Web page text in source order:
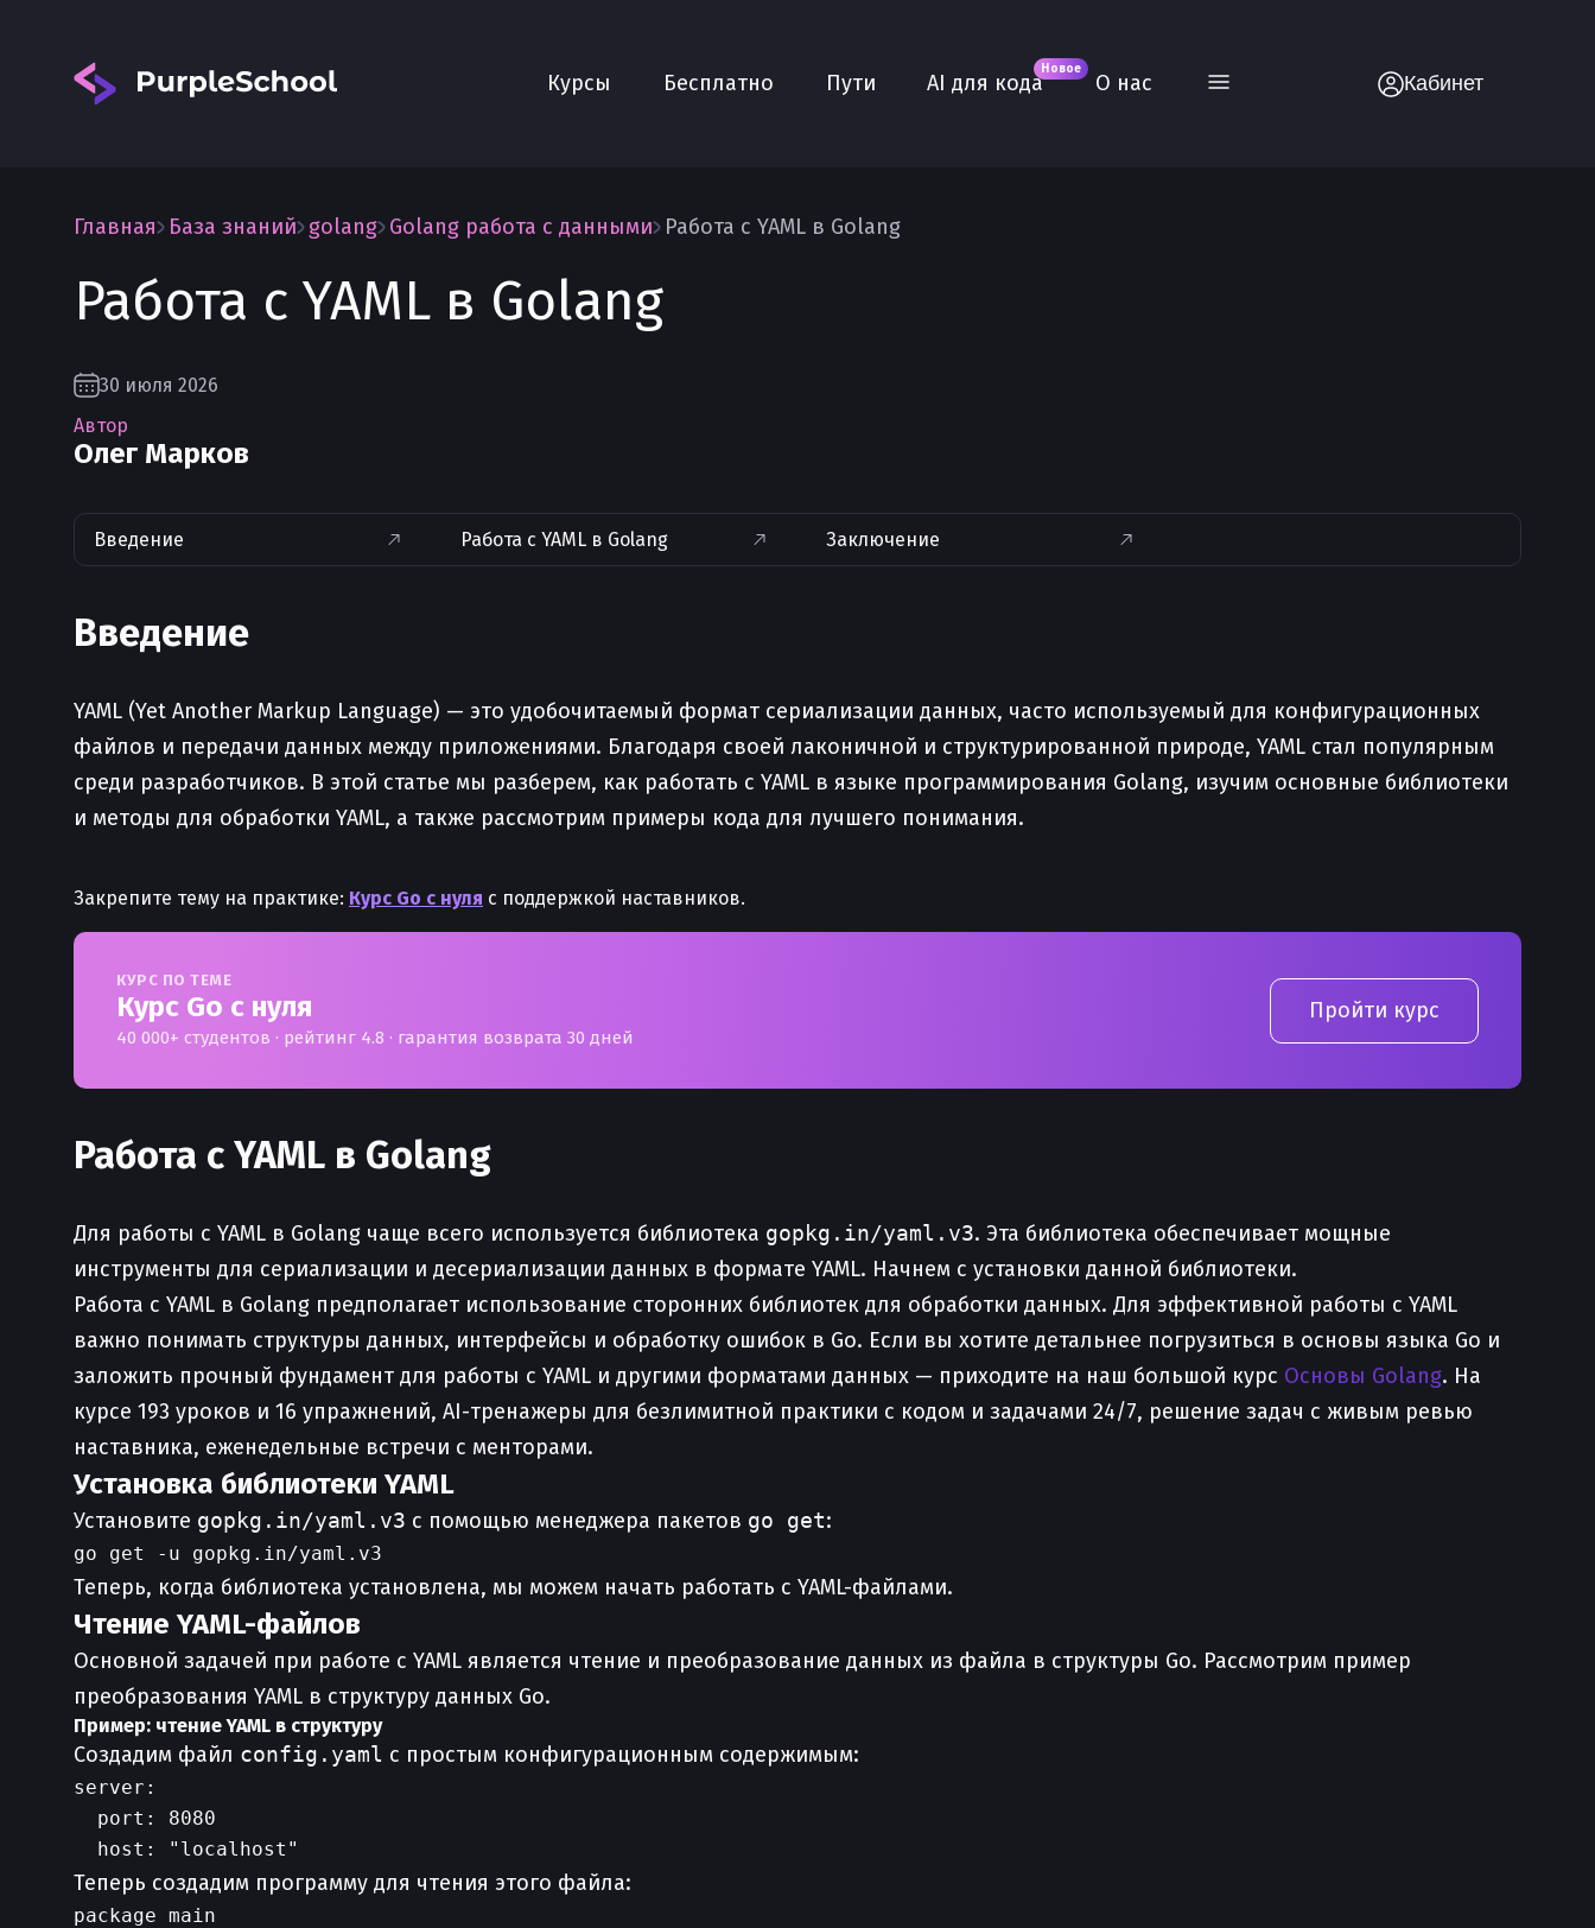
Курсы Бесплатно Пути AI для кода
Новое
О нас Кабинет
О нас
Проекты
Главная База знаний golang Golang работа с данными Работа с YAML в Golang
Работа с YAML в Golang
30 июля 2026
Автор
Олег Марков
Введение Работа с YAML в Golang Заключение
Введение
YAML (Yet Another Markup Language) — это удобочитаемый формат сериализации данных, часто используемый для конфигурационных
файлов и передачи данных между приложениями. Благодаря своей лаконичной и структурированной природе, YAML стал популярным
среди разработчиков. В этой статье мы разберем, как работать с YAML в языке программирования Golang, изучим основные библиотеки
и методы для обработки YAML, а также рассмотрим примеры кода для лучшего понимания.
Закрепите тему на практике: Курс Go с нуля с поддержкой наставников.
КУРС ПО ТЕМЕ
Курс Go с нуля
40 000+ студентов · рейтинг 4.8 · гарантия возврата 30 дней
Пройти курс
Работа с YAML в Golang
Для работы с YAML в Golang чаще всего используется библиотека gopkg.in/yaml.v3. Эта библиотека обеспечивает мощные
инструменты для сериализации и десериализации данных в формате YAML. Начнем с установки данной библиотеки.
Работа с YAML в Golang предполагает использование сторонних библиотек для обработки данных. Для эффективной работы с YAML
важно понимать структуры данных, интерфейсы и обработку ошибок в Go. Если вы хотите детальнее погрузиться в основы языка Go и
заложить прочный фундамент для работы с YAML и другими форматами данных — приходите на наш большой курс Основы Golang. На
курсе 193 уроков и 16 упражнений, AI-тренажеры для безлимитной практики с кодом и задачами 24/7, решение задач с живым ревью
наставника, еженедельные встречи с менторами.
Установка библиотеки YAML
Установите gopkg.in/yaml.v3 с помощью менеджера пакетов go get:
Теперь, когда библиотека установлена, мы можем начать работать с YAML-файлами.
Чтение YAML-файлов
Основной задачей при работе с YAML является чтение и преобразование данных из файла в структуры Go. Рассмотрим пример
преобразования YAML в структуру данных Go.
Пример: чтение YAML в структуру
Создадим файл config.yaml с простым конфигурационным содержимым:
server:
  port: 8080
Теперь создадим программу для чтения этого файла:
package main